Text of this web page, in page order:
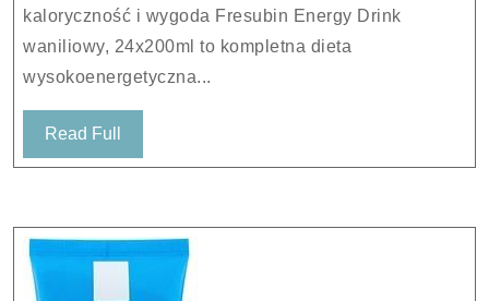
kaloryczność i wygoda Fresubin Energy Drink
waniliowy, 24x200ml to kompletna dieta
wysokoenergetyczna...
Read Full
Full